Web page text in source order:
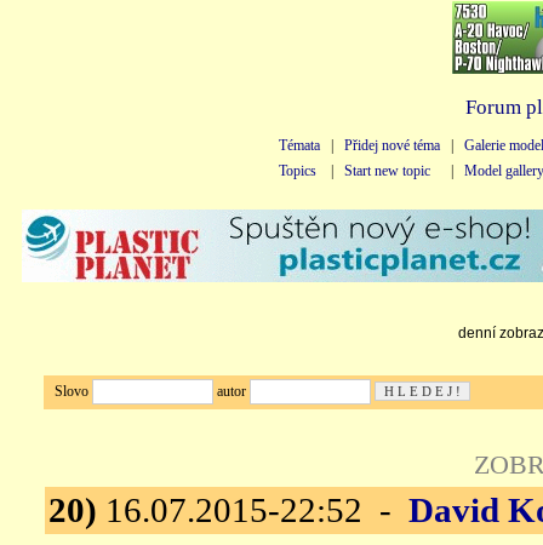
Forum
Témata Přidej nové téma
Galerie
Topics
Start new topic Model gallery
denní
Slovo autor
20) 16.07.2015-22:52 - David